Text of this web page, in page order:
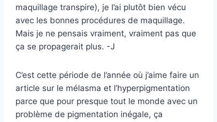
maquillage transpire), je l’ai plutôt bien vécu
avec les bonnes procédures de maquillage.
Mais je ne pensais vraiment, vraiment pas que
ça se propagerait plus. -J
C’est cette période de l’année où j’aime faire un
article sur le mélasma et l’hyperpigmentation
parce que pour presque tout le monde avec un
problème de pigmentation inégale, ça